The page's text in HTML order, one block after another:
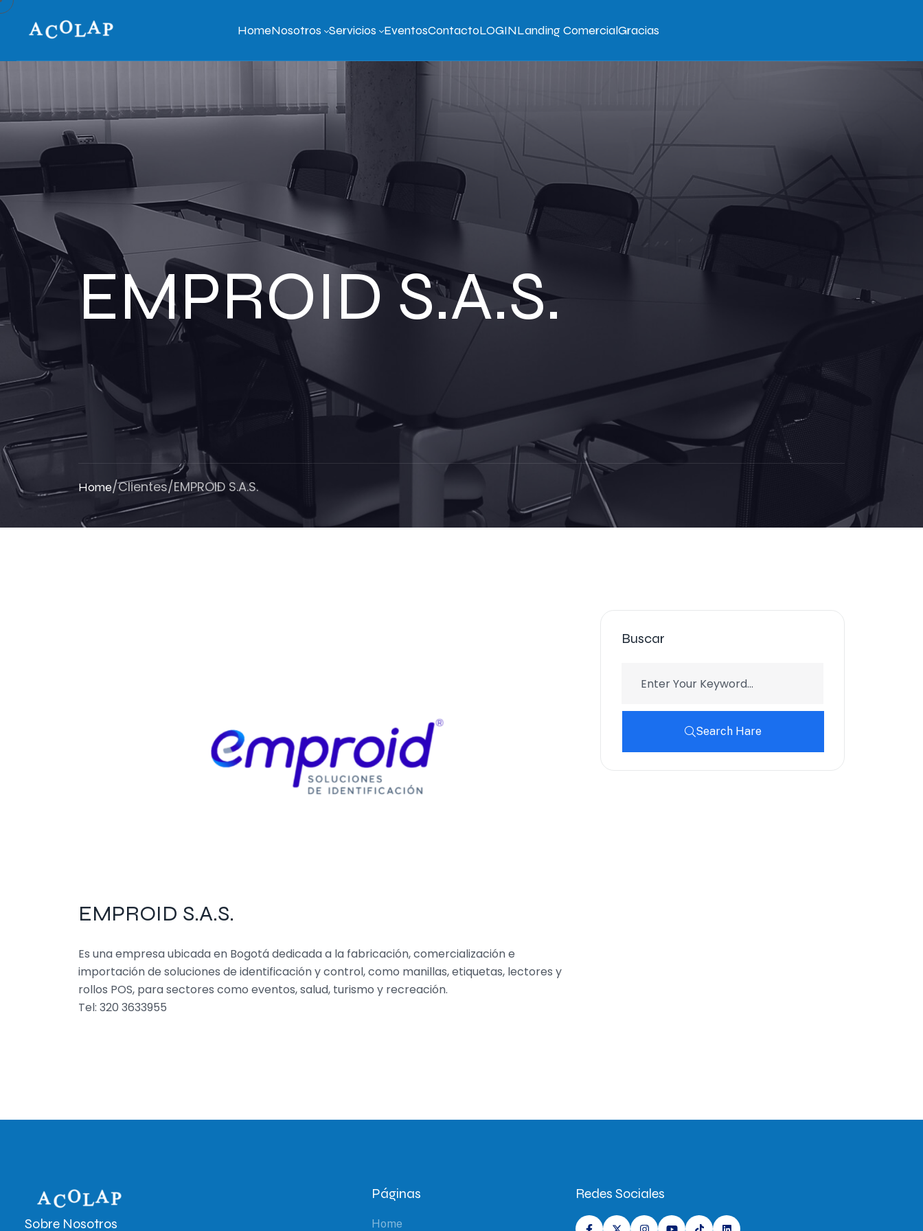
HomeNosotros Servicios EventosContactoLOGINLanding ComercialGracias
EMPROID S.A.S.
Home/Clientes/EMPROID S.A.S.
EMPROID S.A.S.
Es una empresa ubicada en Bogotá dedicada a la fabricación, comercialización e
importación de soluciones de identificación y control, como manillas, etiquetas, lectores y
rollos POS, para sectores como eventos, salud, turismo y recreación.
Tel: 320 3633955
Buscar
Search Hare
Sobre Nosotros
Páginas
Home
Redes Sociales